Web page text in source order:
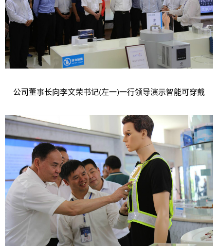
公司董事长向李文荣书记(左一)一行领导演示智能可穿戴